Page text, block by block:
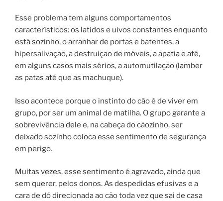
Esse problema tem alguns comportamentos
característicos: os latidos e uivos constantes enquanto
está sozinho, o arranhar de portas e batentes, a
hipersalivação, a destruição de móveis, a apatia e até,
em alguns casos mais sérios, a automutilação (lamber
as patas até que as machuque).
Isso acontece porque o instinto do cão é de viver em
grupo, por ser um animal de matilha. O grupo garante a
sobrevivência dele e, na cabeça do cãozinho, ser
deixado sozinho coloca esse sentimento de segurança
em perigo.
Muitas vezes, esse sentimento é agravado, ainda que
sem querer, pelos donos. As despedidas efusivas e a
cara de dó direcionada ao cão toda vez que sai de casa